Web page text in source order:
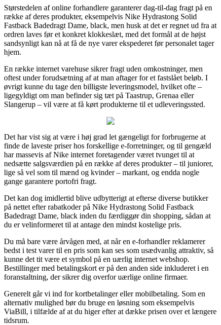
Størstedelen af online forhandlere garanterer dag-til-dag fragt på en
række af deres produkter, eksempelvis Nike Hydrastong Solid
Fastback Badedragt Dame, black, men husk at det er regnet ud fra at
ordren laves før et konkret klokkeslæt, med det formål at de højst
sandsynligt kan nå at få de nye varer ekspederet før personalet tager
hjem.
En række internet varehuse sikrer fragt uden omkostninger, men
oftest under forudsætning af at man aftager for et fastslået beløb. I
øvrigt kunne du tage den billigste leveringsmodel, hvilket ofte –
ligegyldigt om man befinder sig tæt på Taastrup, Grenaa eller
Slangerup – vil være at få kørt produkterne til et udleveringssted.
Det har vist sig at være i høj grad let gængeligt for forbrugerne at
finde de laveste priser hos forskellige e-forretninger, og til gengæld
har massevis af Nike internet foretagender været tvunget til at
nedsætte salgsværdien på en række af deres produkter – til juniorer,
lige så vel som til mænd og kvinder – markant, og endda nogle
gange garantere portofri fragt.
Det kan dog imidlertid blive udbytterigt at efterse diverse butikker
på nettet efter rabatkoder på Nike Hydrastong Solid Fastback
Badedragt Dame, black inden du færdiggør din shopping, sådan at
du er velinformeret til at antage den mindst kostelige pris.
Du må bare være årvågen med, at når en e-forhandler reklamerer
bedst i test varer til en pris som kan ses som usædvanlig attraktiv, så
kunne det tit være et symbol på en uærlig internet webshop.
Bestillinger med betalingskort er på den anden side inkluderet i en
foranstaltning, der sikrer dig overfor uærlige online firmaer.
Generelt går vi ind for kortbetalinger eller mobilbetaling. Som en
alternativ mulighed bør du bruge en løsning som eksempelvis
ViaBill, i tilfælde af at du higer efter at dække prisen over et længere
tidsrum.